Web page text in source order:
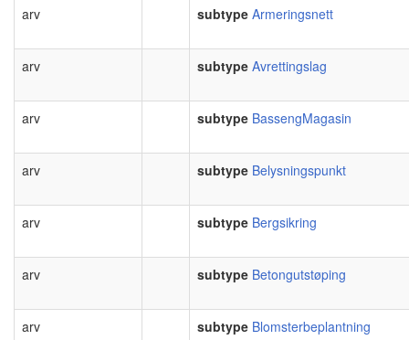
arv subtype Armeringsnett
arv subtype Avrettingslag
arv subtype BassengMagasin
arv subtype Belysningspunkt
arv subtype Bergsikring
arv subtype Betongutstøping
arv subtype Blomsterbeplantning